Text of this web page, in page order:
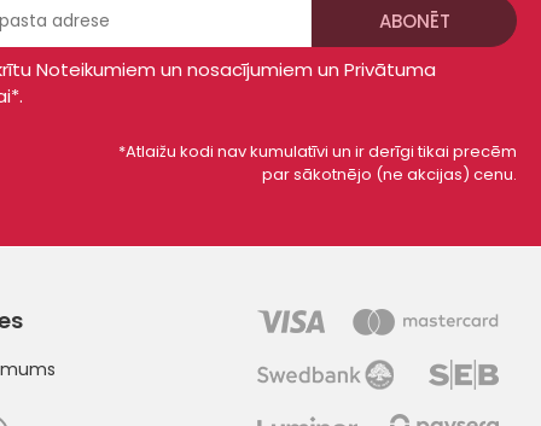
Noteikumiem un nosacījumiem un Privātuma
.
*Atlaižu kodi nav kumulatīvi un ir derīgi tikai precēm
par sākotnējo (ne akcijas) cenu.